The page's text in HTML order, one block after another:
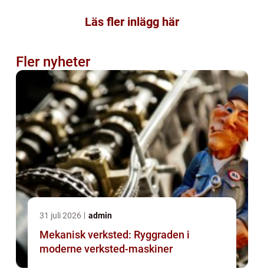
Läs fler inlägg här
Fler nyheter
31 juli 2026 admin
Mekanisk verksted: Ryggraden i
moderne verksted-maskiner